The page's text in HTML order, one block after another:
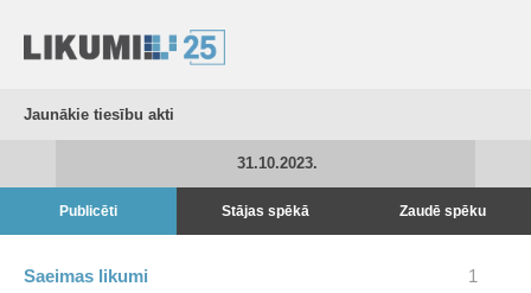
Jaunākie tiesību akti
31.10.2023.
Publicēti Stājas spēkā Zaudē spēku
Saeimas likumi 1